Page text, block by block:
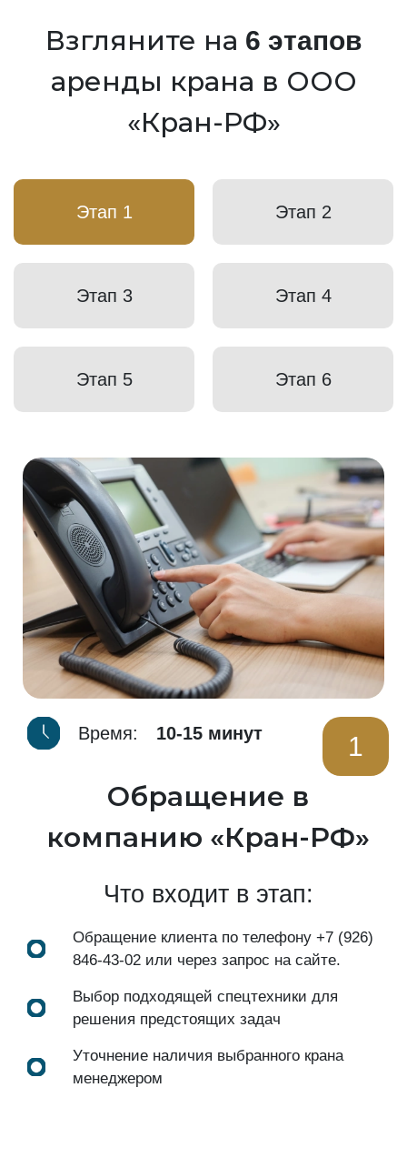
Взгляните на 6 этапов
аренды крана в ООО
«Кран-РФ»
Этап 1 Этап 2
Этап 3 Этап 4
Этап 5 Этап 6
Время: 10-15 минут 1
Обращение в
компанию «Кран-РФ»
Что входит в этап:
Обращение клиента по телефону +7 (926)
846-43-02 или через запрос на сайте.
Выбор подходящей спецтехники для
решения предстоящих задач
Уточнение наличия выбранного крана
менеджером